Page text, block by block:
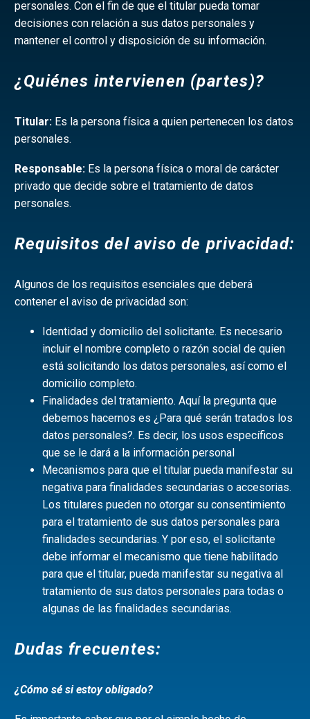
personales. Con el fin de que el titular pueda tomar
decisiones con relación a sus datos personales y
mantener el control y disposición de su información.
¿Quiénes intervienen (partes)?
Titular: Es la persona física a quien pertenecen los datos
personales.
Responsable: Es la persona física o moral de carácter
privado que decide sobre el tratamiento de datos
personales.
Requisitos del aviso de privacidad:
Algunos de los requisitos esenciales que deberá
contener el aviso de privacidad son:
Identidad y domicilio del solicitante. Es necesario
incluir el nombre completo o razón social de quien
está solicitando los datos personales, así como el
domicilio completo.
Finalidades del tratamiento. Aquí la pregunta que
debemos hacernos es ¿Para qué serán tratados los
datos personales?. Es decir, los usos específicos
que se le dará a la información personal
Mecanismos para que el titular pueda manifestar su
negativa para finalidades secundarias o accesorias.
Los titulares pueden no otorgar su consentimiento
para el tratamiento de sus datos personales para
finalidades secundarias. Y por eso, el solicitante
debe informar el mecanismo que tiene habilitado
para que el titular, pueda manifestar su negativa al
tratamiento de sus datos personales para todas o
algunas de las finalidades secundarias.
Dudas frecuentes:
¿Cómo sé si estoy obligado?